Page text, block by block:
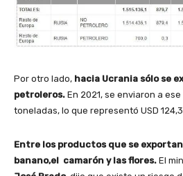
Por otro lado, hacia Ucrania sólo se
petroleros. En 2021, se enviaron a
toneladas, lo que representó USD
Entre los productos que se
banano,el camarón y las flores. El